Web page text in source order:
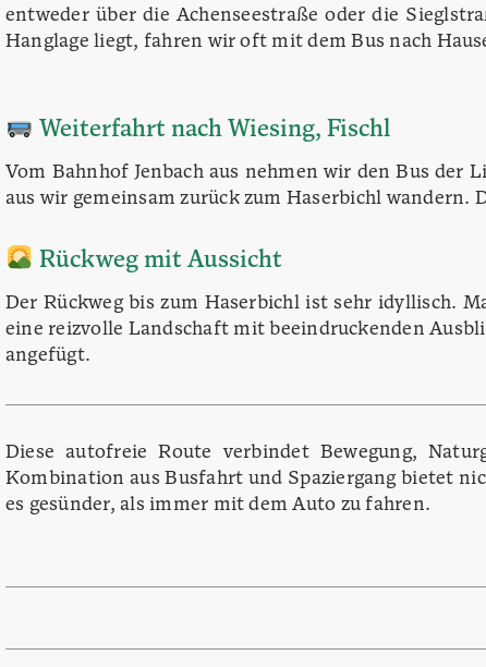
entweder über die Achenseestraße oder die
Hanglage liegt, fahren wir oft mit dem Bus nach
Weiterfahrt nach Wiesing, Fischl
Vom Bahnhof Jenbach aus nehmen wir den Bus der
aus wir gemeinsam zurück zum Haserbichl wandern.
Rückweg mit Aussicht
Der Rückweg bis zum Haserbichl ist sehr idyllisch.
eine reizvolle Landschaft mit beeindruckenden
angefügt.​
Diese autofreie Route verbindet Bewegung,
Kombination aus Busfahrt und Spaziergang bietet
es gesünder, als immer mit dem Auto zu fahren.